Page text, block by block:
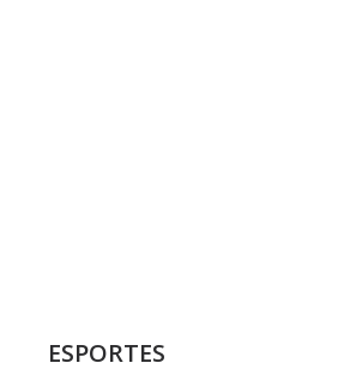
ESPORTES